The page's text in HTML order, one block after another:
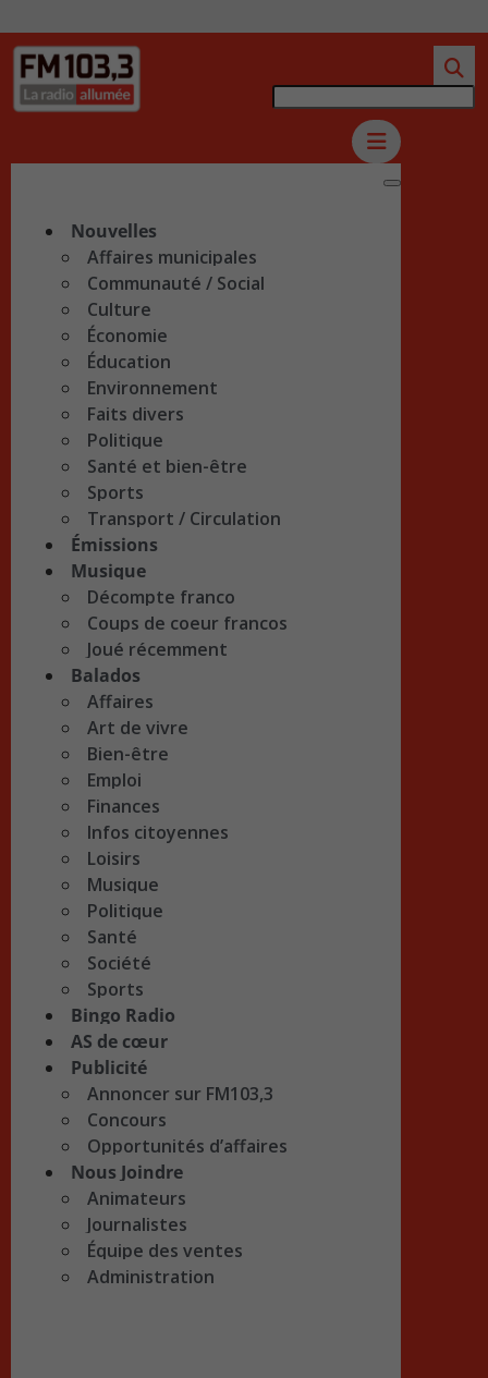
Nouvelles
Affaires municipales
Communauté / Social
Culture
Économie
Éducation
Environnement
Faits divers
Politique
Santé et bien-être
Sports
Transport / Circulation
Émissions
Musique
Décompte franco
Coups de coeur francos
Joué récemment
Balados
Affaires
Art de vivre
Bien-être
Emploi
Finances
Infos citoyennes
Loisirs
Musique
Politique
Santé
Société
Sports
Bingo Radio
AS de cœur
Publicité
Annoncer sur FM103,3
Concours
Opportunités d’affaires
Nous Joindre
Animateurs
Journalistes
Équipe des ventes
Administration